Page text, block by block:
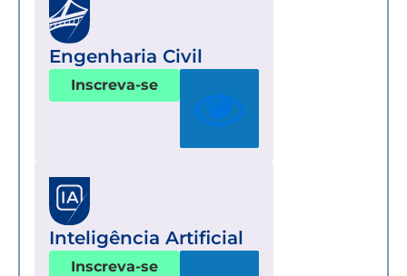
Engenharia Civil
Inscreva-se
Inteligência Artificial
Inscreva-se